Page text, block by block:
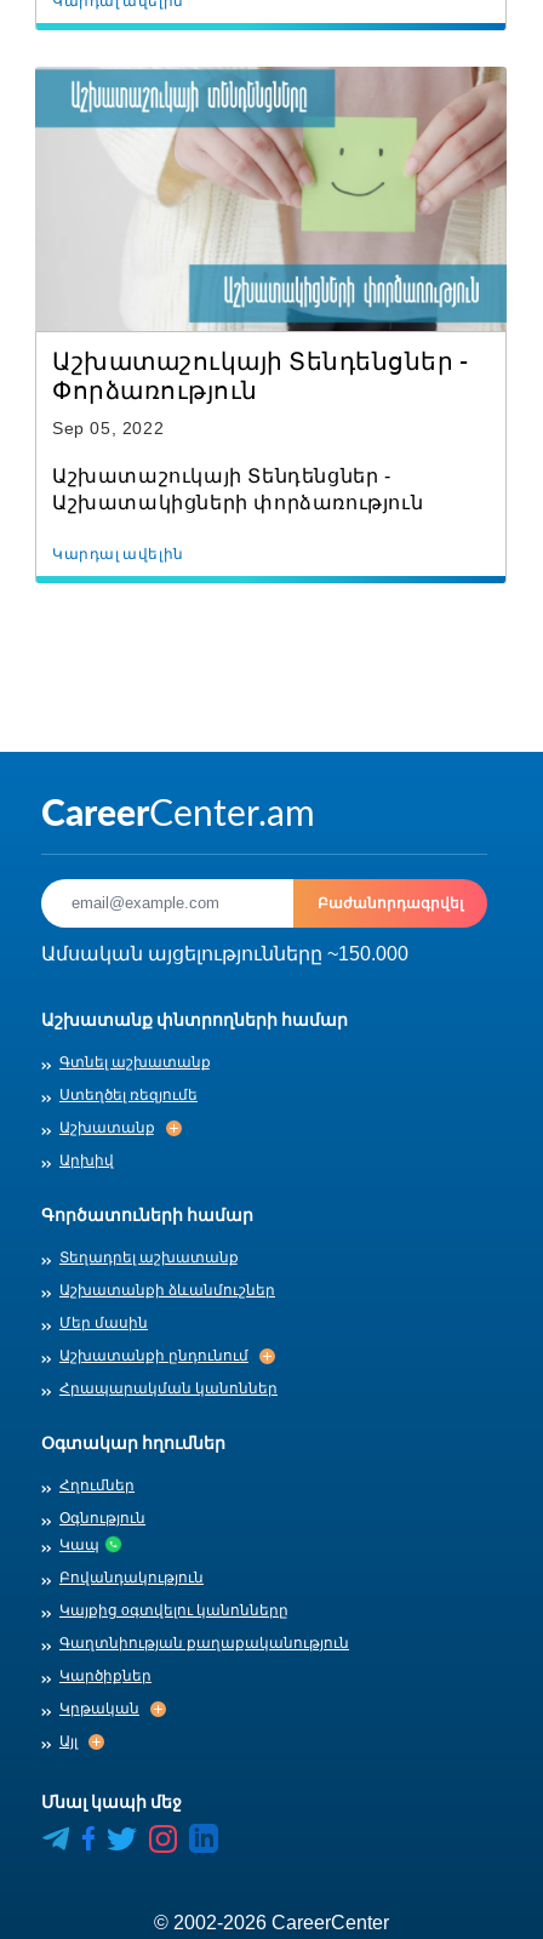
Աշխատաշուկայի Տենդենցներ -
Փորձառություն
Sep 05, 2022
Աշխատաշուկայի Տենդենցներ -
Աշխատակիցների փորձառություն
Կարդալ ավելին
Բաժանորդագրվել
Ամսական այցելությունները ~150.000
Աշխատանք փնտրողների համար
Գտնել աշխատանք
Ստեղծել ռեզյումե
Աշխատանք
Աշխատանք
Արխիվ
Գործատուների համար
Տեղադրել աշխատանք
Աշխատանքի ձևանմուշներ
Մեր մասին
Աշխատանքի ընդունում
Աշխատանքի ընդունում
Հրապարակման կանոններ
Օգտակար հղումներ
Հղումներ
Օգնություն
Կապ
Բովանդակություն
Կայքից оգտվելու կանոնները
Գաղտնիության քաղաքականություն
Կարծիքներ
Կրթական
Կրթական
Այլ
Այլ
Մնալ կապի մեջ
CareerCenter Facebook
CareerCenter X
CareerCenter Instagram
© 2002-2026 CareerCenter